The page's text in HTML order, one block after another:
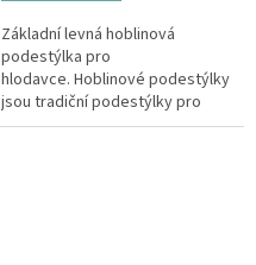
Základní levná hoblinová
podestýlka pro
hlodavce. Hoblinové podestýlky
jsou tradiční podestýlky pro
hlodavce (morčata, křečky,